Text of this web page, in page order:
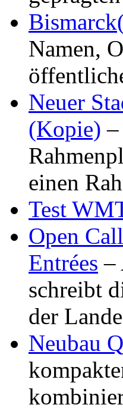
Namen,
Neuer
(Kopie)
einen
Test
Open
Entrées –
schreibt
der
Neubau